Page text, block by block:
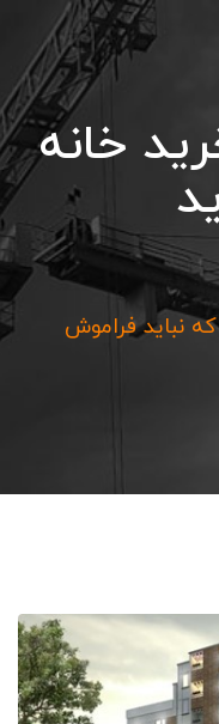
خانه
نباید فراموش